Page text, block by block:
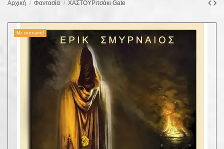
Αρχική Φαντασία ΧΑΣΤΟΥΡιτσάκι Gate
Με έκπτωση!